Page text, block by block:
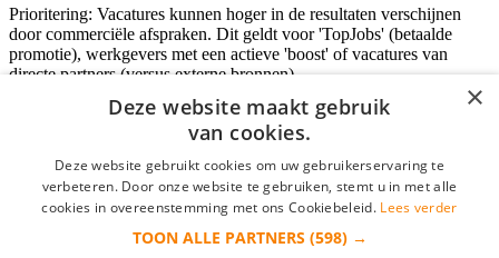
Prioritering: Vacatures kunnen hoger in de resultaten verschijnen
door commerciële afspraken. Dit geldt voor 'TopJobs' (betaalde
promotie), werkgevers met een actieve 'boost' of vacatures van
directe partners (versus externe bronnen).
Inloggen als bedrijf
*
×
Deze website maakt gebruik
van cookies.
Deze website gebruikt cookies om uw gebruikerservaring te
verbeteren. Door onze website te gebruiken, stemt u in met alle
cookies in overeenstemming met ons Cookiebeleid. Lees verder
TOON ALLE PARTNERS (598) →